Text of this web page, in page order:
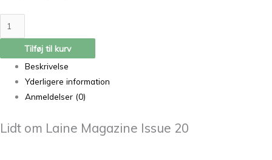
Tilføj til kurv
Beskrivelse
Yderligere information
Anmeldelser (0)
Lidt om Laine Magazine Issue 20